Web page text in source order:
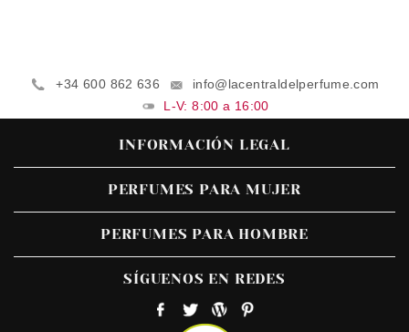
+34 600 862 636
info@lacentraldelperfume.com
L-V: 8:00 a 16:00
INFORMACIÓN LEGAL
PERFUMES PARA MUJER
PERFUMES PARA HOMBRE
SÍGUENOS EN REDES